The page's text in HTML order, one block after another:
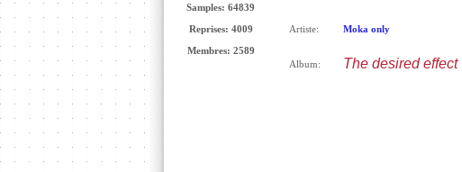
Samples: 64839
Reprises: 4009
Membres: 2589
Artiste: Moka only
Album: The desired effect